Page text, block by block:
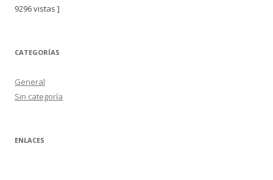
9296 vistas ]
CATEGORÍAS
General
Sin categoría
ENLACES